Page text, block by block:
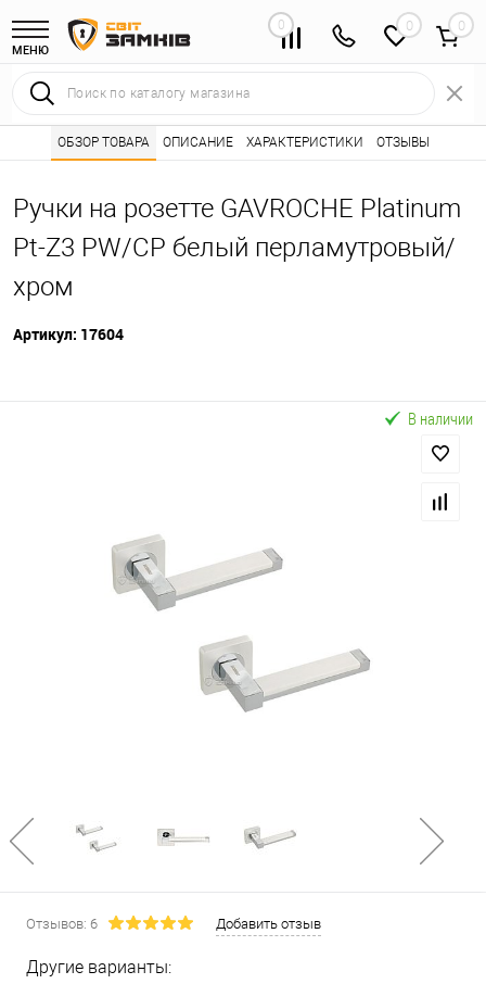
МЕНЮ
0 0
Интернет магазин замков • Каталог товаров ⭐ • Дверные ручки
Ручки на розетте GAVROCHE Platinum
Pt-Z3 PW/CP белый перламутровый/
хром
Артикул: 17604
ОБЗОР ТОВАРА ОПИСАНИЕ ХАРАКТЕРИСТИКИ ОТЗЫВЫ
Отзывов: 6 Добавить отзыв
Другие варианты:
В наличии